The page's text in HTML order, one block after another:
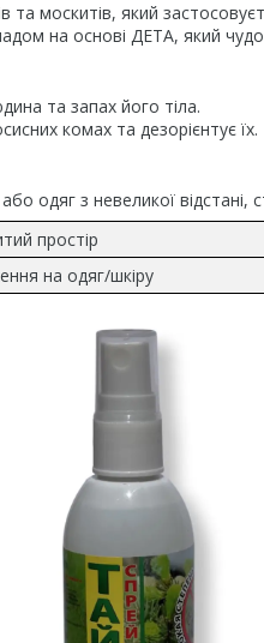
та москитів, який
на основі ДЕТА, який
та запах його тіла.
комах та дезорієнтує їх.
одяг з невеликої відстані,
простір
на одяг/шкіру